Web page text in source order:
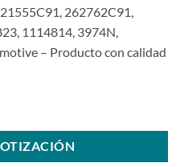
262762C91,
1114814, 3974N,
– Producto con calidad